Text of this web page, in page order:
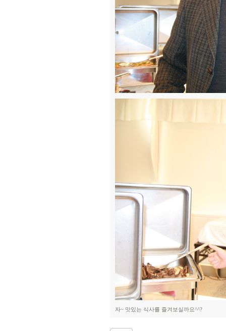
자~ 맛있는 식사를 즐겨보실까요^^?